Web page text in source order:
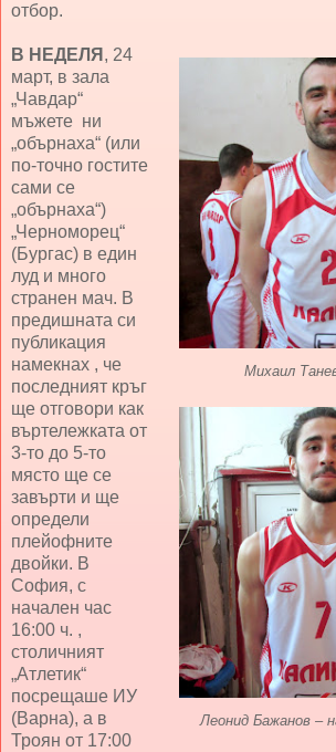
отбор.
Михаил
Леонид Бажанов –
В НЕДЕЛЯ , 24
март, в зала
„Чавдар“
мъжете ни
„обърнаха“ (или
по-точно гостите
сами се
„обърнаха“)
„Черноморец“
(Бургас) в един
луд и много
странен мач. В
предишната си
публикация
намекнах , че
последният кръг
ще отговори как
въртележката от
3-то до 5-то
място ще се
завърти и ще
определи
плейофните
двойки. В
София, с
начален час
16:00 ч. ,
столичният
„Атлетик“
посрещаше ИУ
(Варна), а в
Троян от 17:00